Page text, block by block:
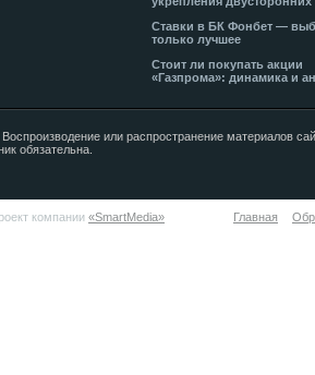
Ставки в БК Фонбет —
только лучшее
Стоит ли покупать акции
«Газпрома»: динамика и
или распространение материалов
обязательна.
компании «SmartMedia» Главная